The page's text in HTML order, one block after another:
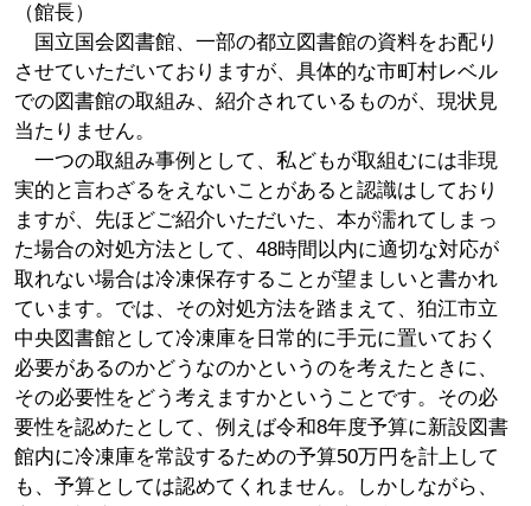
（館長）
国立国会図書館、一部の都立図書館の資料をお配り
させていただいておりますが、具体的な市町村レベル
での図書館の取組み、紹介されているものが、現状見
当たりません。
一つの取組み事例として、私どもが取組むには非現
実的と言わざるをえないことがあると認識はしており
ますが、先ほどご紹介いただいた、本が濡れてしまっ
た場合の対処方法として、48時間以内に適切な対応が
取れない場合は冷凍保存することが望ましいと書かれ
ています。では、その対処方法を踏まえて、狛江市立
中央図書館として冷凍庫を日常的に手元に置いておく
必要があるのかどうなのかというのを考えたときに、
その必要性をどう考えますかということです。その必
要性を認めたとして、例えば令和8年度予算に新設図書
館内に冷凍庫を常設するための予算50万円を計上して
も、予算としては認めてくれません。しかしながら、